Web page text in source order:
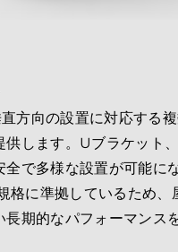
方向の設置に対応する
供します。Uブラケット
で多様な設置が可能に
格に準拠しているため、
期的なパフォーマンス